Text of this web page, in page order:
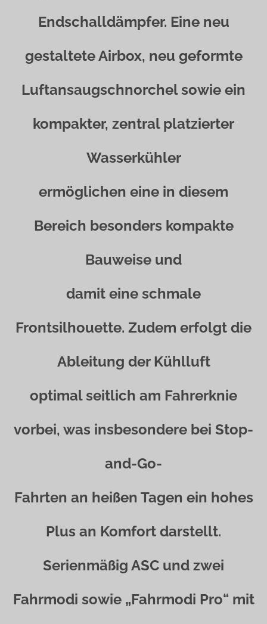
Endschalldämpfer. Eine neu
gestaltete Airbox, neu geformte
Luftansaugschnorchel sowie ein
kompakter, zentral platzierter
Wasserkühler
ermöglichen eine in diesem
Bereich besonders kompakte
Bauweise und
damit eine schmale
Frontsilhouette. Zudem erfolgt die
Ableitung der Kühlluft
optimal seitlich am Fahrerknie
vorbei, was insbesondere bei Stop-
and-Go-
Fahrten an heißen Tagen ein hohes
Plus an Komfort darstellt.
Serienmäßig ASC und zwei
Fahrmodi sowie „Fahrmodi Pro“ mit